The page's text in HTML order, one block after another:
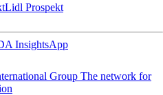
Lidl Prospekt
InsightsApp
Group The network for